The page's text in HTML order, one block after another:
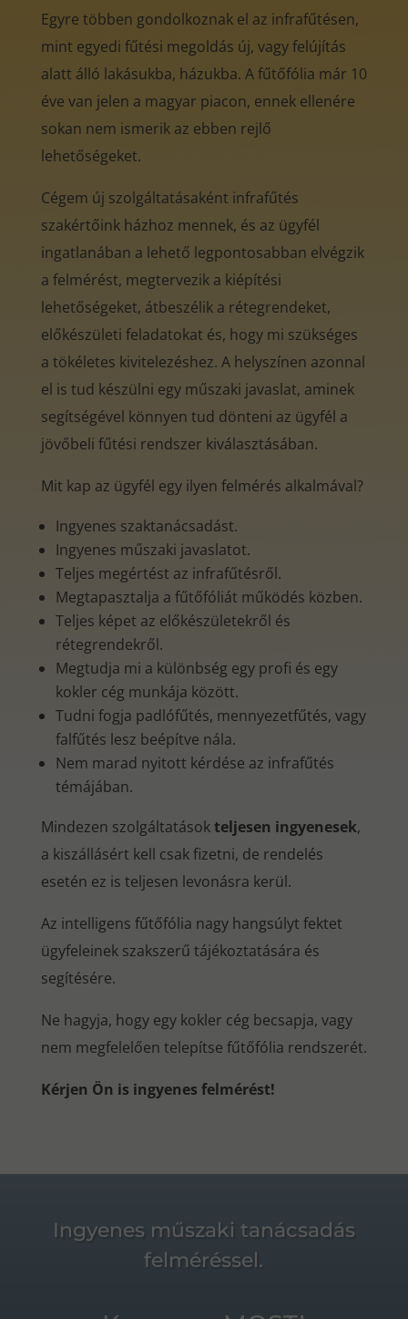
Egyre többen gondolkoznak el az infrafűtésen,
mint egyedi fűtési megoldás új, vagy felújítás
alatt álló lakásukba, házukba. A fűtőfólia már 10
éve van jelen a magyar piacon, ennek ellenére
sokan nem ismerik az ebben rejlő
lehetőségeket.
Cégem új szolgáltatásaként infrafűtés
szakértőink házhoz mennek, és az ügyfél
ingatlanában a lehető legpontosabban elvégzik
a felmérést, megtervezik a kiépítési
lehetőségeket, átbeszélik a rétegrendeket,
előkészületi feladatokat és, hogy mi szükséges
a tökéletes kivitelezéshez. A helyszínen azonnal
el is tud készülni egy műszaki javaslat, aminek
segítségével könnyen tud dönteni az ügyfél a
jövőbeli fűtési rendszer kiválasztásában.
Mit kap az ügyfél egy ilyen felmérés alkalmával?
Ingyenes szaktanácsadást.
Ingyenes műszaki javaslatot.
Teljes megértést az infrafűtésről.
Megtapasztalja a fűtőfóliát működés közben.
Teljes képet az előkészületekről és
rétegrendekről.
Megtudja mi a különbség egy profi és egy
kokler cég munkája között.
Tudni fogja padlófűtés, mennyezetfűtés, vagy
falfűtés lesz beépítve nála.
Nem marad nyitott kérdése az infrafűtés
témájában.
Mindezen szolgáltatásokteljesen ingyenesek,
a kiszállásért kell csak fizetni, de rendelés
esetén ez is teljesen levonásra kerül.
Az intelligens fűtőfólia nagy hangsúlyt fektet
ügyfeleinek szakszerű tájékoztatására és
segítésére.
Ne hagyja, hogy egy kokler cég becsapja, vagy
nem megfelelően telepítse fűtőfólia rendszerét.
Kérjen Ön is ingyenes felmérést!
Ingyenes műszaki tanácsadás
felméréssel.